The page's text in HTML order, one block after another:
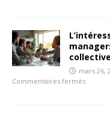
mars 26,
Commentaires fermés